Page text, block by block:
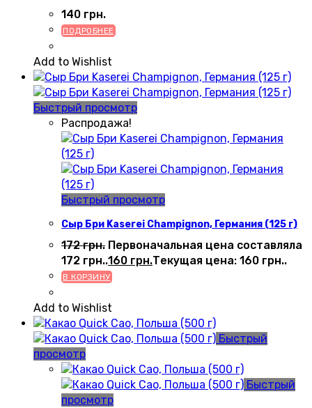
140 грн.
ПОДРОБНЕЕ
Add to Wishlist
Быстрый просмотр
Распродажа!
Быстрый просмотр
Сыр Бри Kaserei Champignon, Германия (125 г)
172грн. Первоначальная цена составляла
172 грн..160 грн.Текущая цена: 160 грн..
В КОРЗИНУ
Add to Wishlist
Быстрый
просмотр
Быстрый
просмотр